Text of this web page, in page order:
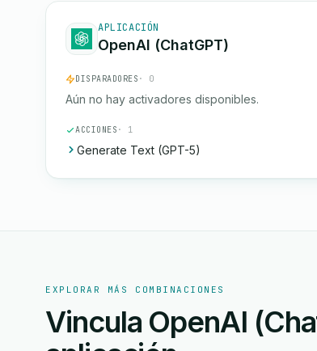
APLICACIÓN
OpenAI (ChatGPT)
DISPARADORES · 0
Aún no hay activadores disponibles.
ACCIONES · 1
Generate Text (GPT-5)
EXPLORAR MÁS COMBINACIONES
Vincula OpenAI